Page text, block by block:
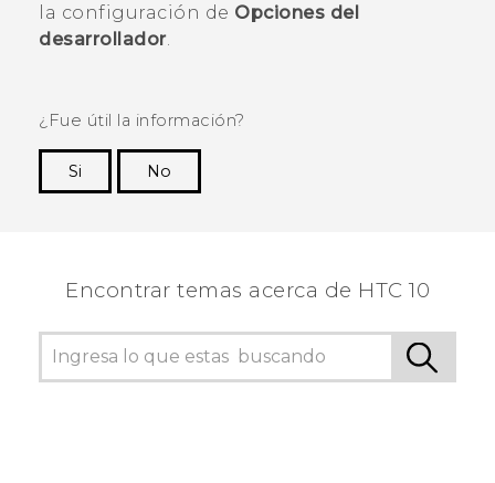
la configuración de Opciones del
desarrollador.
¿Fue útil la información?
Si
No
Encontrar temas acerca de HTC 10